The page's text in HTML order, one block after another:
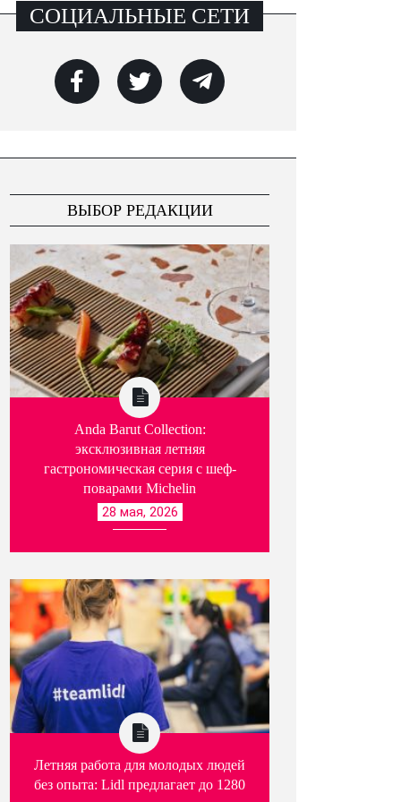
СОЦИАЛЬНЫЕ СЕТИ
ВЫБОР РЕДАКЦИИ
Anda Barut Collection:
эксклюзивная летняя
гастрономическая серия с шеф-
поварами Michelin
28 мая, 2026
Летняя работа для молодых людей
без опыта: Lidl предлагает до 1280